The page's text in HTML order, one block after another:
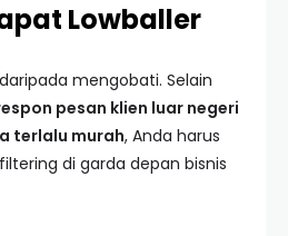
Lowballer
mengobati. Selain
pesan klien luar negeri
terlalu murah, Anda harus
di garda depan bisnis